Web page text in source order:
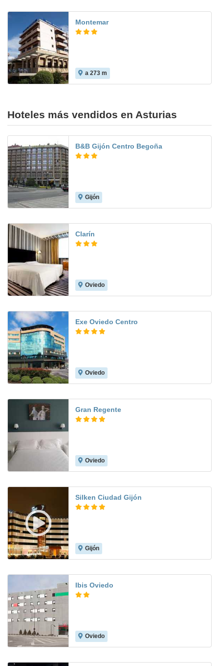
Montemar
a 273 m
Hoteles más vendidos en Asturias
B&B Gijón Centro Begoña
Gijón
Clarín
Oviedo
Exe Oviedo Centro
Oviedo
Gran Regente
Oviedo
Silken Ciudad Gijón
Gijón
Ibis Oviedo
Oviedo